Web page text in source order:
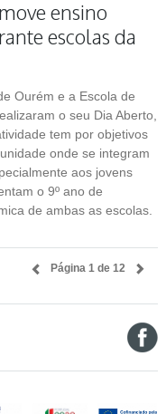
ensino
escolas da
Ourém e a Escola de
o seu Dia Aberto,
tem por objetivos
onde se integram
aos jovens
o 9º ano de
de ambas as escolas.
Página 1 de 12